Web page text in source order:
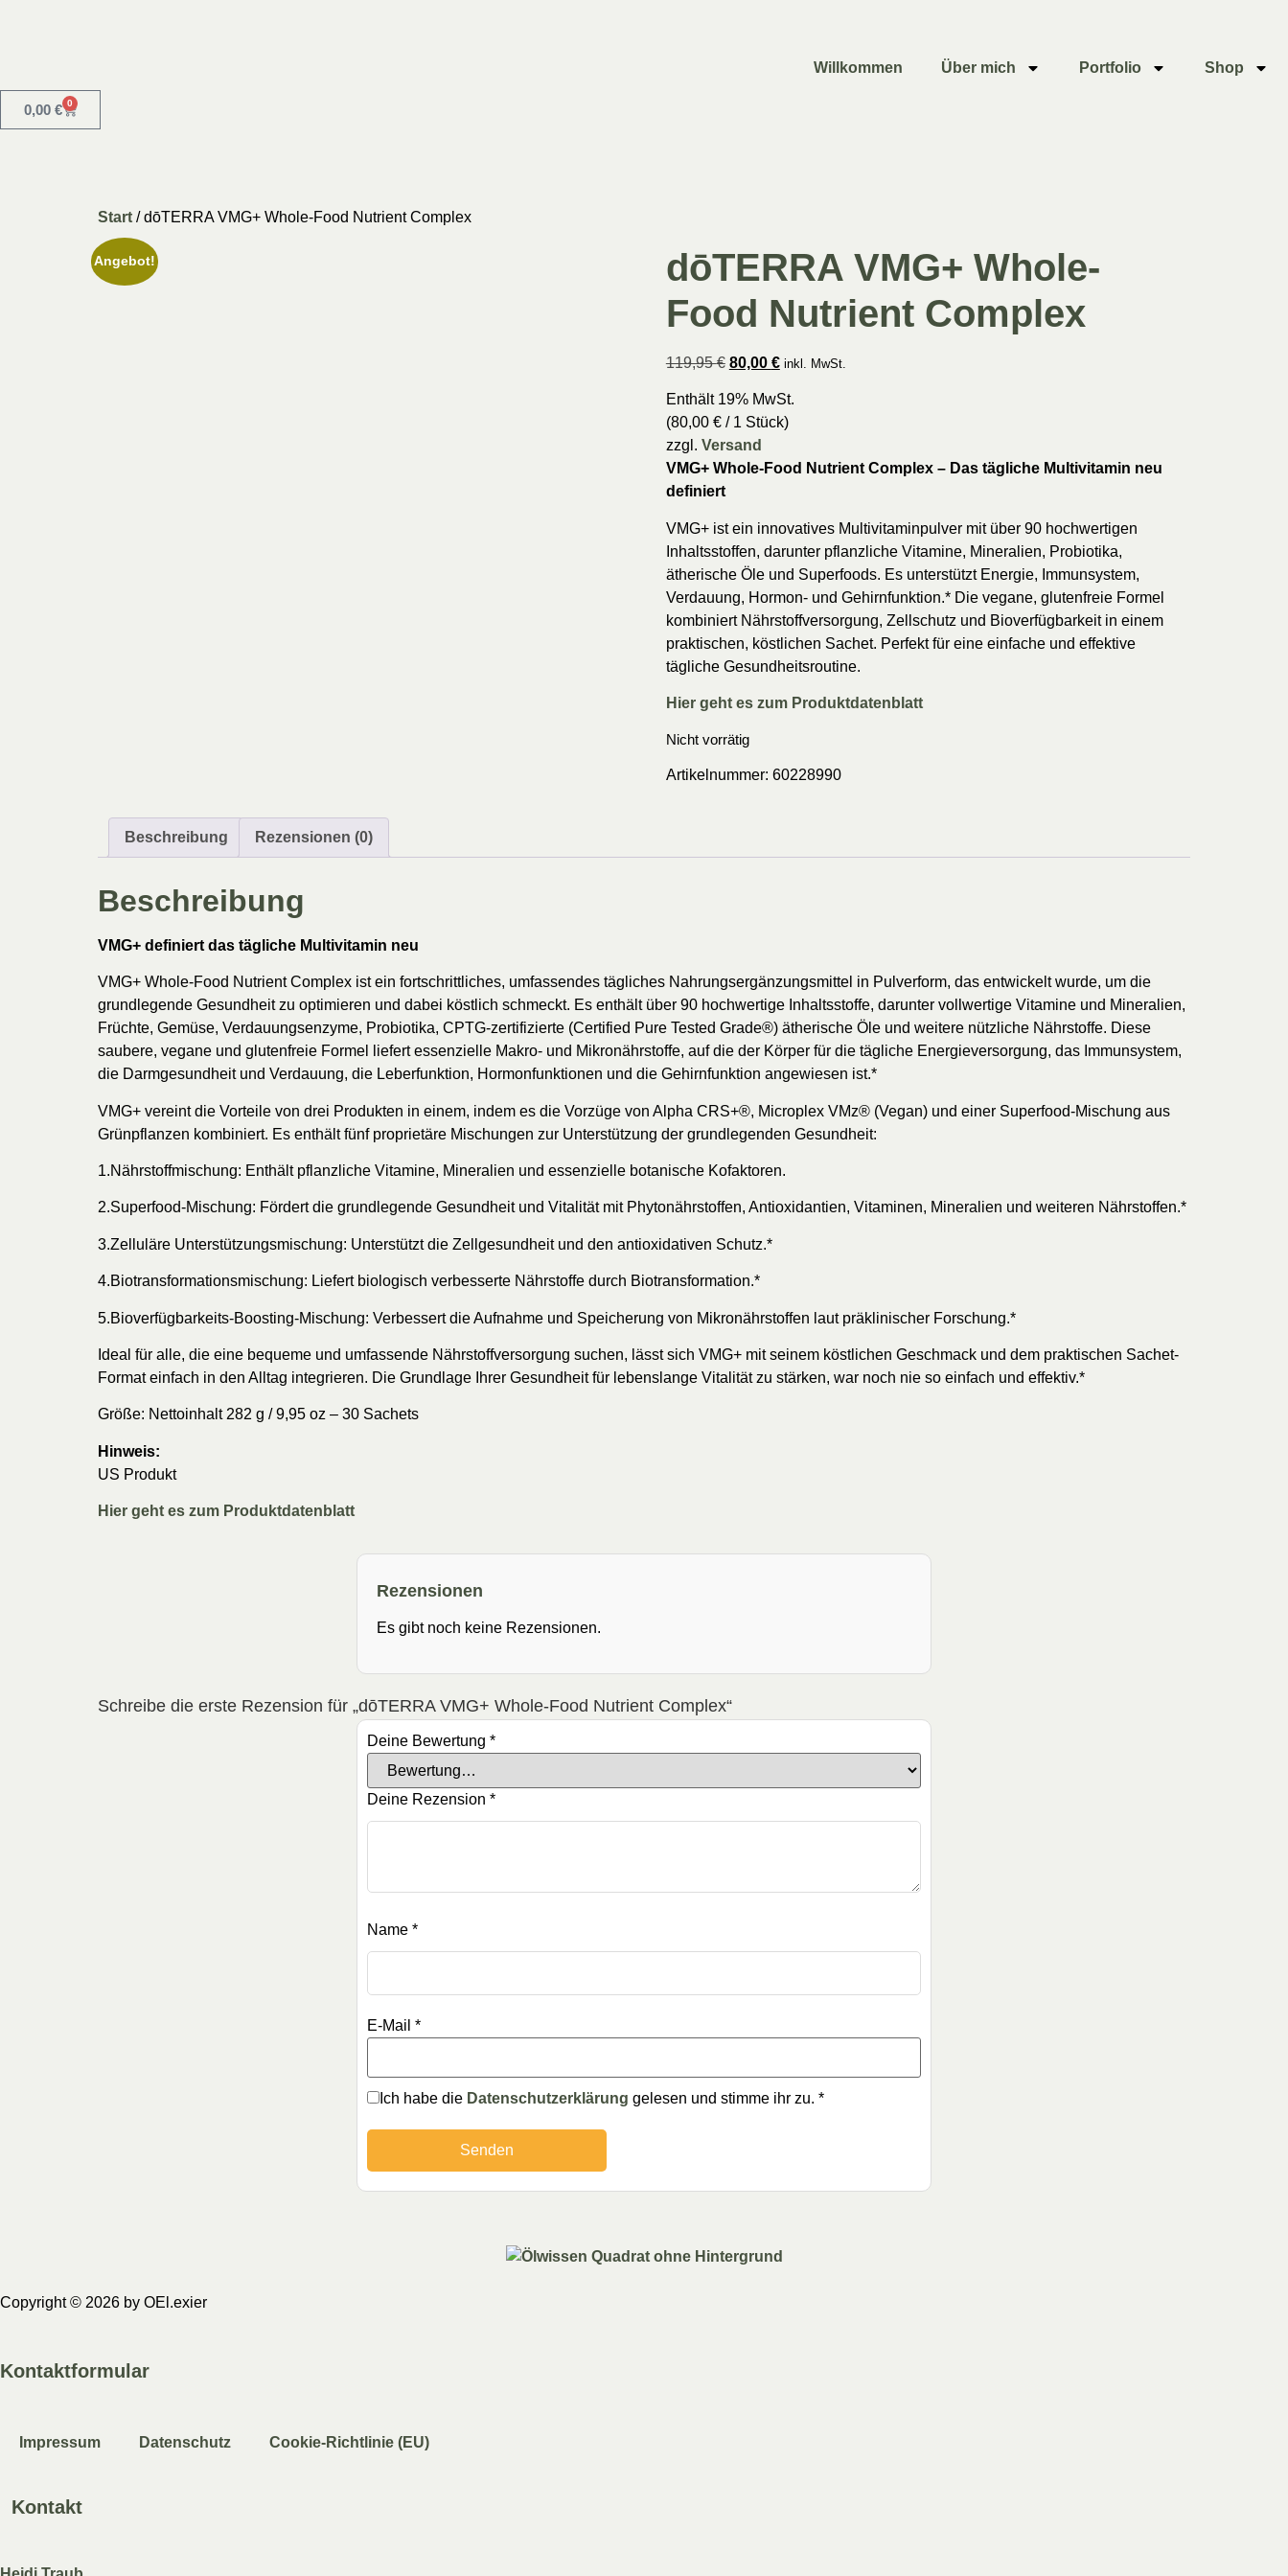
Willkommen Über mich Portfolio Shop
0,00 € 0
Start / dōTERRA VMG+ Whole-Food Nutrient Complex
Angebot!
dōTERRA VMG+ Whole-
Food Nutrient Complex
119,95€ 80,00 € inkl. MwSt.
Enthält 19% MwSt.
(80,00 €/ 1 Stück)
zzgl. Versand
VMG+ Whole-Food Nutrient Complex – Das tägliche Multivitamin neu
definiert
VMG+ ist ein innovatives Multivitaminpulver mit über 90 hochwertigen
Inhaltsstoffen, darunter pflanzliche Vitamine, Mineralien, Probiotika,
ätherische Öle und Superfoods. Es unterstützt Energie, Immunsystem,
Verdauung, Hormon- und Gehirnfunktion.* Die vegane, glutenfreie Formel
kombiniert Nährstoffversorgung, Zellschutz und Bioverfügbarkeit in einem
praktischen, köstlichen Sachet. Perfekt für eine einfache und effektive
tägliche Gesundheitsroutine.
Hier geht es zum Produktdatenblatt
Nicht vorrätig
Artikelnummer: 60228990
Beschreibung Rezensionen (0)
Beschreibung
VMG+ definiert das tägliche Multivitamin neu
VMG+ Whole-Food Nutrient Complex ist ein fortschrittliches, umfassendes tägliches Nahrungsergänzungsmittel in Pulverform, das entwickelt wurde, um die
grundlegende Gesundheit zu optimieren und dabei köstlich schmeckt. Es enthält über 90 hochwertige Inhaltsstoffe, darunter vollwertige Vitamine und Mineralien,
Früchte, Gemüse, Verdauungsenzyme, Probiotika, CPTG-zertifizierte (Certified Pure Tested Grade®) ätherische Öle und weitere nützliche Nährstoffe. Diese
saubere, vegane und glutenfreie Formel liefert essenzielle Makro- und Mikronährstoffe, auf die der Körper für die tägliche Energieversorgung, das Immunsystem,
die Darmgesundheit und Verdauung, die Leberfunktion, Hormonfunktionen und die Gehirnfunktion angewiesen ist.*
VMG+ vereint die Vorteile von drei Produkten in einem, indem es die Vorzüge von Alpha CRS+®, Microplex VMz® (Vegan) und einer Superfood-Mischung aus
Grünpflanzen kombiniert. Es enthält fünf proprietäre Mischungen zur Unterstützung der grundlegenden Gesundheit:
1.Nährstoffmischung: Enthält pflanzliche Vitamine, Mineralien und essenzielle botanische Kofaktoren.
2.Superfood-Mischung: Fördert die grundlegende Gesundheit und Vitalität mit Phytonährstoffen, Antioxidantien, Vitaminen, Mineralien und weiteren Nährstoffen.*
3.Zelluläre Unterstützungsmischung: Unterstützt die Zellgesundheit und den antioxidativen Schutz.*
4.Biotransformationsmischung: Liefert biologisch verbesserte Nährstoffe durch Biotransformation.*
5.Bioverfügbarkeits-Boosting-Mischung: Verbessert die Aufnahme und Speicherung von Mikronährstoffen laut präklinischer Forschung.*
Ideal für alle, die eine bequeme und umfassende Nährstoffversorgung suchen, lässt sich VMG+ mit seinem köstlichen Geschmack und dem praktischen Sachet-
Format einfach in den Alltag integrieren. Die Grundlage Ihrer Gesundheit für lebenslange Vitalität zu stärken, war noch nie so einfach und effektiv.*
Größe: Nettoinhalt 282 g / 9,95 oz – 30 Sachets
Hinweis:
US Produkt
Hier geht es zum Produktdatenblatt
Rezensionen
Es gibt noch keine Rezensionen.
Schreibe die erste Rezension für „dōTERRA VMG+ Whole-Food Nutrient Complex“
Deine Bewertung *
Deine Rezension *
Name *
E-Mail *
Ich habe die Datenschutzerklärung gelesen und stimme ihr zu. *
Copyright © 2026 by OEl.exier
Kontaktformular
Impressum Datenschutz Cookie-Richtlinie (EU)
Kontakt